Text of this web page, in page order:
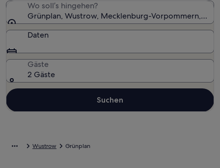
Wo soll’s hingehen?
Grünplan, Wustrow, Mecklenburg-Vorpommern,
Daten
Gäste
2 Gäste
Suchen
Wustrow Grünplan